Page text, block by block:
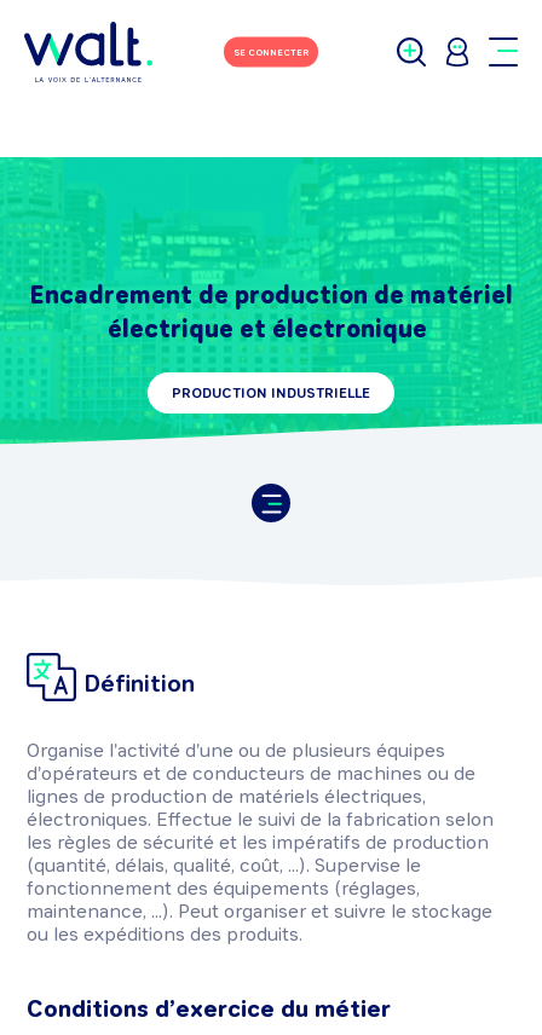
SE CONNECTER
Encadrement de production de matériel
électrique et électronique
PRODUCTION INDUSTRIELLE
Définition
Organise l'activité d'une ou de plusieurs équipes
d'opérateurs et de conducteurs de machines ou de
lignes de production de matériels électriques,
électroniques. Effectue le suivi de la fabrication selon
les règles de sécurité et les impératifs de production
(quantité, délais, qualité, coût, ...). Supervise le
fonctionnement des équipements (réglages,
maintenance, ...). Peut organiser et suivre le stockage
ou les expéditions des produits.
Conditions d’exercice du métier